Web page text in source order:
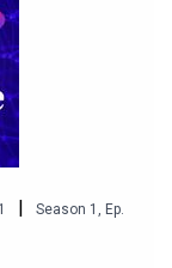
| Season 1 , Ep.